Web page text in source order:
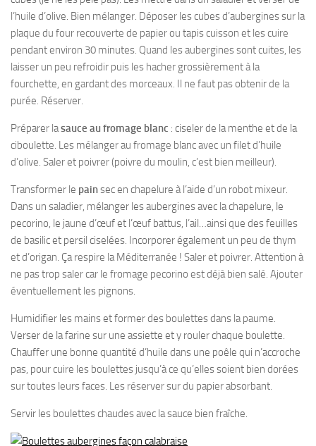
l’huile d’olive. Bien mélanger. Déposer les cubes d’aubergines sur la
plaque du four recouverte de papier ou tapis cuisson et les cuire
pendant environ 30 minutes. Quand les aubergines sont cuites, les
laisser un peu refroidir puis les hacher grossièrement à la
fourchette, en gardant des morceaux. Il ne faut pas obtenir de la
purée. Réserver.
Préparer lasauce au fromage blanc : ciseler de la menthe et de la
ciboulette. Les mélanger au fromage blanc avec un filet d’huile
d’olive. Saler et poivrer (poivre du moulin, c’est bien meilleur).
Transformer le painsec en chapelure à l’aide d’un robot mixeur.
Dans un saladier, mélanger les aubergines avec la chapelure, le
pecorino, le jaune d’œuf et l’œuf battus, l’ail…ainsi que des feuilles
de basilic et persil ciselées. Incorporer également un peu de thym
et d’origan. Ça respire la Méditerranée ! Saler et poivrer. Attention à
ne pas trop saler car le fromage pecorino est déjà bien salé. Ajouter
éventuellement les pignons.
Humidifier les mains et former des boulettes dans la paume.
Verser de la farine sur une assiette et y rouler chaque boulette.
Chauffer une bonne quantité d’huile dans une poêle qui n’accroche
pas, pour cuire les boulettes jusqu’à ce qu’elles soient bien dorées
sur toutes leurs faces. Les réserver sur du papier absorbant.
Servir les boulettes chaudes avec la sauce bien fraîche.